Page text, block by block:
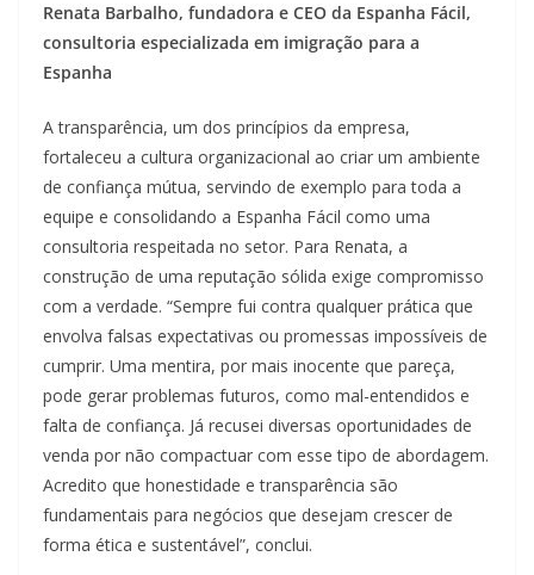
Renata Barbalho, fundadora e CEO da Espanha Fácil,
consultoria especializada em imigração para a
Espanha
A transparência, um dos princípios da empresa,
fortaleceu a cultura organizacional ao criar um ambiente
de confiança mútua, servindo de exemplo para toda a
equipe e consolidando a Espanha Fácil como uma
consultoria respeitada no setor. Para Renata, a
construção de uma reputação sólida exige compromisso
com a verdade. “Sempre fui contra qualquer prática que
envolva falsas expectativas ou promessas impossíveis de
cumprir. Uma mentira, por mais inocente que pareça,
pode gerar problemas futuros, como mal-entendidos e
falta de confiança. Já recusei diversas oportunidades de
venda por não compactuar com esse tipo de abordagem.
Acredito que honestidade e transparência são
fundamentais para negócios que desejam crescer de
forma ética e sustentável”, conclui.